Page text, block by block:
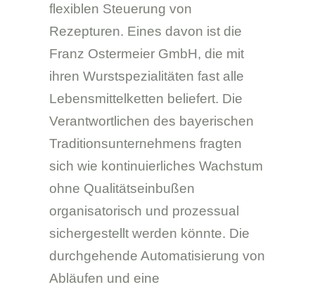
flexiblen Steuerung von
Rezepturen. Eines davon ist die
Franz Ostermeier GmbH, die mit
ihren Wurstspezialitäten fast alle
Lebensmittelketten beliefert. Die
Verantwortlichen des bayerischen
Traditionsunternehmens fragten
sich wie kontinuierliches Wachstum
ohne Qualitätseinbußen
organisatorisch und prozessual
sichergestellt werden könnte. Die
durchgehende Automatisierung von
Abläufen und eine